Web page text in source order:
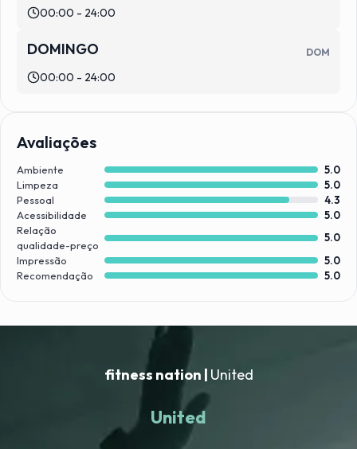
00:00 - 24:00
DOMINGO DOM
00:00 - 24:00
Avaliações
Ambiente
5.0
Limpeza
5.0
Pessoal
4.3
Acessibilidade
5.0
Relação
qualidade-preço
5.0
Impressão
5.0
Recomendação
5.0
fitness nation | United
United